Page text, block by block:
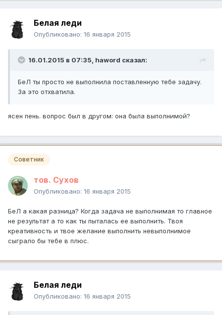
Белая леди
Опубликовано: 16 января 2015
16.01.2015 в 07:35, haword сказал:
БеЛ ты просто не выполнила поставленную тебе задачу.
За это отхватила.
ясен пень. вопрос был в другом: она была выполнимой?
Советник
тов. Сухов
Опубликовано: 16 января 2015
БеЛ а какая разница? Когда задача не выполнимая то главное
не результат а то как ты пыталась ее выполнить. Твоя
креативность и твое желание выполнить невыполнимое
сыграло бы тебе в плюс.
Белая леди
Опубликовано: 16 января 2015